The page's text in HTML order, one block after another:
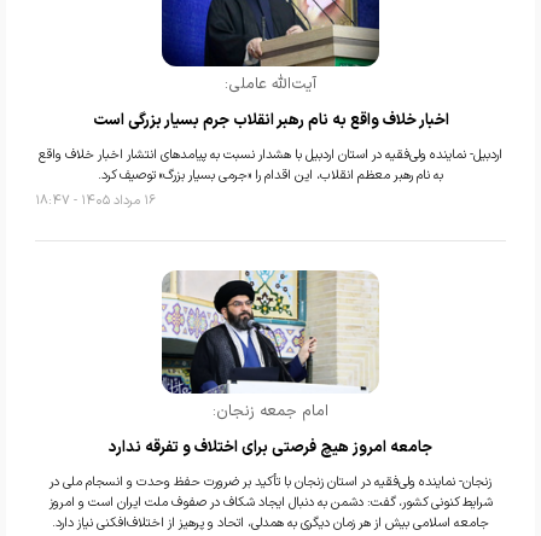
آیت‌الله عاملی:
اخبار خلاف واقع به نام رهبر انقلاب جرم بسیار بزرگی است
اردبیل- نماینده ولی‌فقیه در استان اردبیل با هشدار نسبت به پیامدهای انتشار اخبار خلاف واقع
به نام رهبر معظم انقلاب، این اقدام را «جرمی بسیار بزرگ» توصیف کرد.
۱۶ مرداد ۱۴۰۵ - ۱۸:۴۷
امام جمعه زنجان:
جامعه امروز هیچ فرصتی برای اختلاف و تفرقه ندارد
زنجان- نماینده ولی‌فقیه در استان زنجان با تأکید بر ضرورت حفظ وحدت و انسجام ملی در
شرایط کنونی کشور، گفت: دشمن به دنبال ایجاد شکاف در صفوف ملت ایران است و امروز
جامعه اسلامی بیش از هر زمان دیگری به همدلی، اتحاد و پرهیز از اختلاف‌افکنی نیاز دارد.